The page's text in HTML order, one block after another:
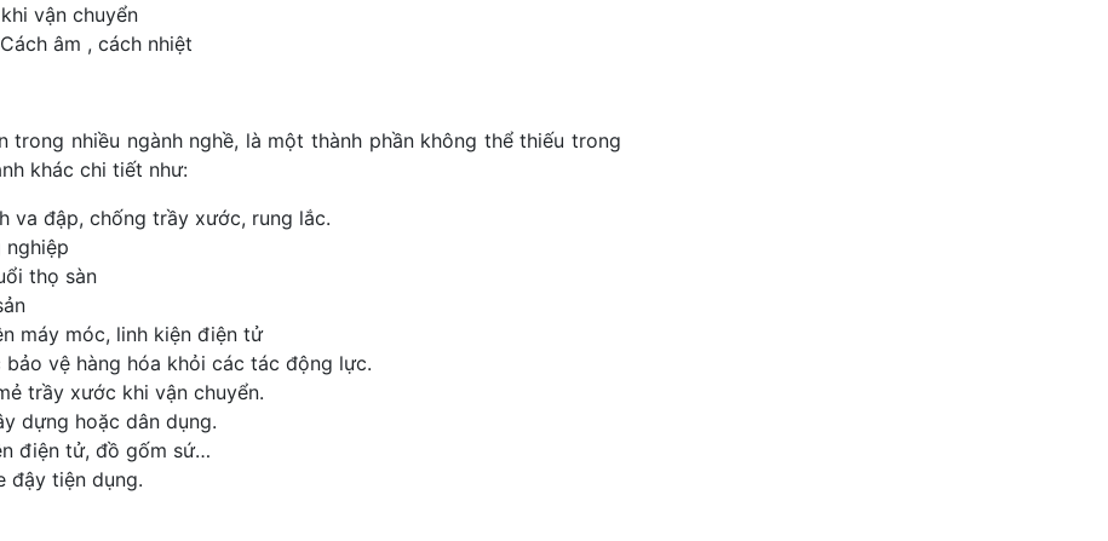
vận chuyển
âm , cách nhiệt
trong nhiều ngành nghề, là một thành phần không thể thiếu trong
khác chi tiết như:
va đập, chống trầy xước, rung lắc.
nghiệp
thọ sàn
máy móc, linh kiện điện tử
vệ hàng hóa khỏi các tác động lực.
trầy xước khi vận chuyển.
dựng hoặc dân dụng.
điện tử, đồ gốm sứ…
đậy tiện dụng.